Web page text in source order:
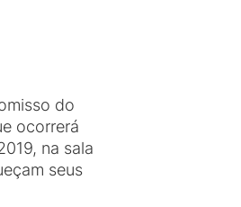
do
ocorrerá
na sala
seus